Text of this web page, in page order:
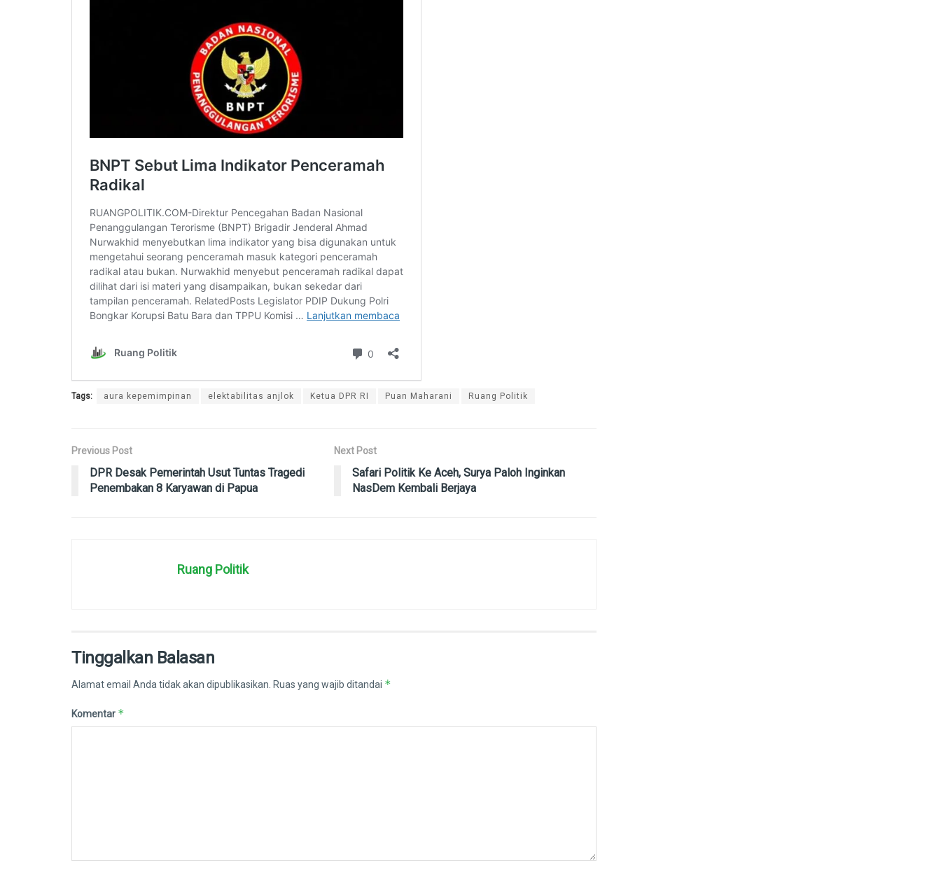
Tags: aura kepemimpinan elektabilitas anjlok Ketua DPR RI Puan Maharani Ruang Politik
Previous Post
DPR Desak Pemerintah Usut Tuntas Tragedi
Penembakan 8 Karyawan di Papua
Next Post
Safari Politik Ke Aceh, Surya Paloh Inginkan
NasDem Kembali Berjaya
Ruang Politik
Tinggalkan Balasan
Alamat email Anda tidak akan dipublikasikan. Ruas yang wajib ditandai *
Komentar *